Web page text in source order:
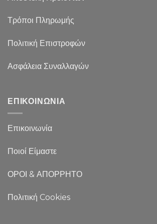
Τρόποι Πληρωμής
Πολιτική Επιστροφών
Ασφάλεια Συναλλαγών
ΕΠΙΚΟΙΝΩΝΙΑ
Επικοινωνία
Ποιοί Είμαστε
ΟΡΟΙ & ΑΠΟΡΡΗΤΟ
Πολιτική Cookies